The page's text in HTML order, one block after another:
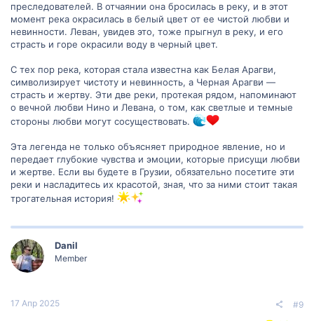
преследователей. В отчаянии она бросилась в реку, и в этот
момент река окрасилась в белый цвет от ее чистой любви и
невинности. Леван, увидев это, тоже прыгнул в реку, и его
страсть и горе окрасили воду в черный цвет.
С тех пор река, которая стала известна как Белая Арагви,
символизирует чистоту и невинность, а Черная Арагви —
страсть и жертву. Эти две реки, протекая рядом, напоминают
о вечной любви Нино и Левана, о том, как светлые и темные
стороны любви могут сосуществовать.
Эта легенда не только объясняет природное явление, но и
передает глубокие чувства и эмоции, которые присущи любви
и жертве. Если вы будете в Грузии, обязательно посетите эти
реки и насладитесь их красотой, зная, что за ними стоит такая
трогательная история!
Danil
Member
17 Апр 2025 #9